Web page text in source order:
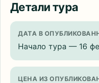
Детали тура
ДАТА В
Начало тура — 16
ЦЕНА ИЗ